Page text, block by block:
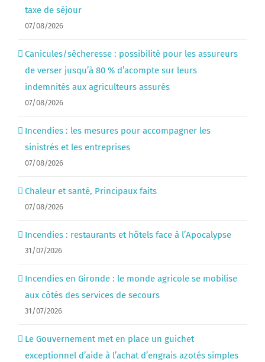
taxe de séjour
07/08/2026
Canicules/sécheresse : possibilité pour les assureurs
de verser jusqu’à 80 % d’acompte sur leurs
indemnités aux agriculteurs assurés
07/08/2026
Incendies : les mesures pour accompagner les
sinistrés et les entreprises
07/08/2026
Chaleur et santé, Principaux faits
07/08/2026
Incendies : restaurants et hôtels face à l’Apocalypse
31/07/2026
Incendies en Gironde : le monde agricole se mobilise
aux côtés des services de secours
31/07/2026
Le Gouvernement met en place un guichet
exceptionnel d’aide à l’achat d’engrais azotés simples